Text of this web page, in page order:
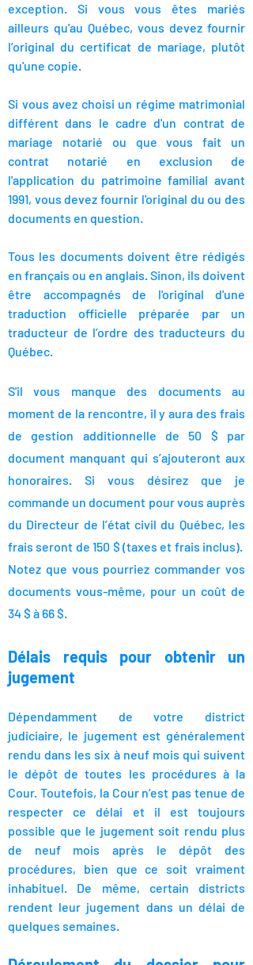
exception. Si vous vous êtes mariés
ailleurs qu'au Québec, vous devez fournir
l’original du certificat de mariage, plutôt
qu'une copie.
Si vous avez choisi un régime matrimonial
différent dans le cadre d'un contrat de
mariage notarié ou que vous fait un
contrat notarié en exclusion de
l'application du patrimoine familial avant
1991, vous devez fournir l'original du ou des
documents en question.
Tous les documents doivent être rédigés
en français ou en anglais. Sinon, ils doivent
être accompagnés de l'original d'une
traduction officielle préparée par un
traducteur de l’ordre des traducteurs du
Québec.
S'il vous manque des documents au
moment de la rencontre, il y aura des frais
de gestion additionnelle de 50 $ par
document manquant qui s’ajouteront aux
honoraires. Si vous désirez que je
commande un document pour vous auprès
du Directeur de l’état civil du Québec, les
frais seront de 150 $ (taxes et frais inclus).
Notez que vous pourriez commander vos
documents vous-même, pour un coût de
34 $ à 66 $.
Délais requis pour obtenir un
jugement
Dépendamment de votre district
judiciaire, le jugement est généralement
rendu dans les six à neuf mois qui suivent
le dépôt de toutes les procédures à la
Cour. Toutefois, la Cour n’est pas tenue de
respecter ce délai et il est toujours
possible que le jugement soit rendu plus
de neuf mois après le dépôt des
procédures, bien que ce soit vraiment
inhabituel. De même, certain districts
rendent leur jugement dans un délai de
quelques semaines.